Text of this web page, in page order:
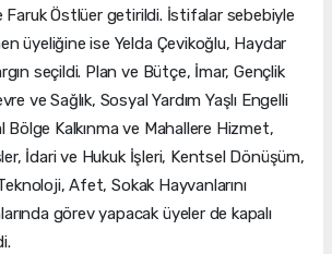
Faruk Östlüer getirildi. İstifalar sebebiyle
üyeliğine ise Yelda Çevikoğlu, Haydar
seçildi. Plan ve Bütçe, İmar, Gençlik
ve Sağlık, Sosyal Yardım Yaşlı Engelli
Bölge Kalkınma ve Mahallere Hizmet,
İdari ve Hukuk İşleri, Kentsel Dönüşüm,
Afet, Sokak Hayvanlarını
görev yapacak üyeler de kapalı